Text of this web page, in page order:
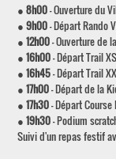
●8h00- Ouverture du
●9h00- Départ Rando
●12h00- Ouverture de
●16h00- Départ Trail
●16h45- Départ Trail
●17h00- Départ de la
●17h30- Départ
●19h30- Podium
Suivi d'un repas festif